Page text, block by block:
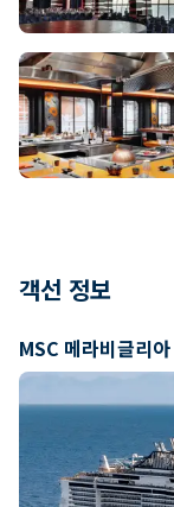
객선 정보
MSC 메라비글리아